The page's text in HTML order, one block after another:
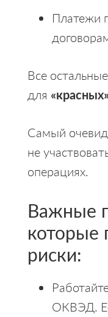
Платежи
Все
для
Самый
не
операциях.
Важные
которые
риски:
ОКВЭД.